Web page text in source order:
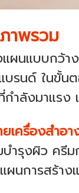
าพรวม
ผนแบบกว้า
บรนด์ ในขั้น
กำลังมาแร
เครื่องสำอา
ำรุงผิว ครีม
แผนการสร้า